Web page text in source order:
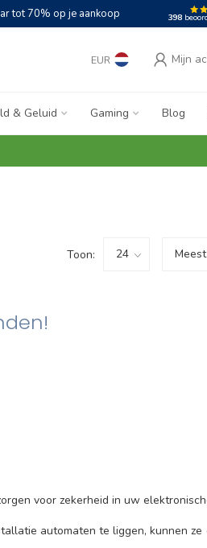
tot 70% op je aankoop 398
EUR Mijn
& Geluid Gaming Blog
Toon:
voor zekerheid in uw
automaten te liggen, kunnen ze